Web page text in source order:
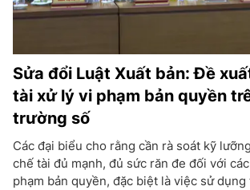
Sửa đổi Luật Xuất bản: Đề
tài xử lý vi phạm bản quyền
trường số
Các đại biểu cho rằng cần rà soát kỹ
chế tài đủ mạnh, đủ sức răn đe đối với
phạm bản quyền, đặc biệt là việc sử